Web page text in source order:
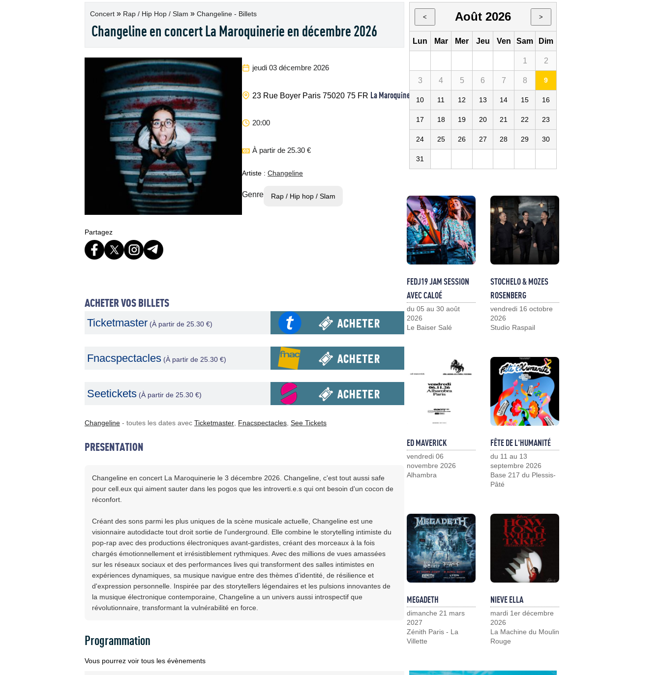
Concert » Rap / Hip Hop / Slam » Changeline - Billets
Changeline en concert La Maroquinerie en décembre 2026
jeudi 03 décembre 2026
23 Rue Boyer Paris 75020 75 FR La Maroquinerie
20:00
À partir de 25.30 €
Artiste : Changeline
Genre Rap / Hip hop / Slam
Partagez
ACHETER VOS BILLETS
Ticketmaster (À partir de 25.30 €)
Fnacspectacles (À partir de 25.30 €)
Seetickets (À partir de 25.30 €)
Changeline - toutes les dates avec Ticketmaster Fnacspectacles See Tickets
PRESENTATION
Changeline en concert La Maroquinerie le 3 décembre 2026. Changeline, c'est tout aussi safe
pour cell.eux qui aiment sauter dans les pogos que les introverti.e.s qui ont besoin d'un cocon de
réconfort.
Créant des sons parmi les plus uniques de la scène musicale actuelle, Changeline est une
visionnaire autodidacte tout droit sortie de l'underground. Elle combine le storytelling intimiste du
pop-rap avec des productions électroniques avant-gardistes, créant des morceaux à la fois
chargés émotionnellement et irrésistiblement rythmiques. Avec des millions de vues amassées
sur les réseaux sociaux et des performances lives qui transforment des salles intimistes en
expériences dynamiques, sa musique navigue entre des thèmes d'identité, de résilience et
d'expression personnelle. Inspirée par des storytellers légendaires et les pulsions innovantes de
la musique électronique contemporaine, Changeline a un univers aussi introspectif que
révolutionnaire, transformant la vulnérabilité en force.
Programmation
Vous pourrez voir tous les évènements
< Août 2026 >
Lun Mar Mer Jeu Ven Sam Dim
1 2
3 4 5 6 7 8 9
10 11 12 13 14 15 16
17 18 19 20 21 22 23
24 25 26 27 28 29 30
31
FEDJ19 JAM SESSION
AVEC CALOÉ
du 05 au 30 août
2026
Le Baiser Salé
STOCHELO & MOZES
ROSENBERG
vendredi 16 octobre
2026
Studio Raspail
ED MAVERICK
vendredi 06
novembre 2026
Alhambra
FÊTE DE L'HUMANITÉ
du 11 au 13
septembre 2026
Base 217 du Plessis-
Pâté
MEGADETH
dimanche 21 mars
2027
Zénith Paris - La
Villette
NIEVE ELLA
mardi 1er décembre
2026
La Machine du Moulin
Rouge